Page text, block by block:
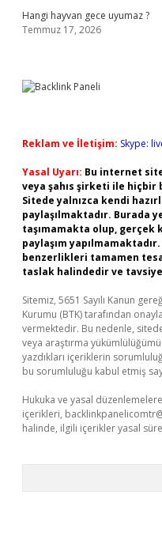
Hangi hayvan gece uyumaz ?
Temmuz 17, 2026
Reklam ve İletişim: Skype:
Yasal Uyarı: Bu internet
veya şahıs şirketi ile hiçbir
Sitede yalnızca kendi
paylaşılmaktadır. Burada
taşımamakta olup, gerçek
paylaşım
benzerlikleri tamamen
taslak halindedir ve
Sitemiz, 5651 Sayılı Kanun
Kurumu (BTK) tarafından
vermektedir. Bu nedenle,
veya araştırma
yazdıkları içeriklerin
bu sorumluluğu kabul etmiş
Hukuka ve yasal
içerikleri,
halinde, ilgili içerikler yasal